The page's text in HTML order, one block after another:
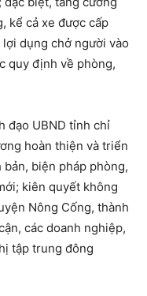
kể cả xe được cấp
dụng chở người vào
quy định về phòng,
đạo UBND tỉnh chỉ
hoàn thiện và triển
biện pháp phòng,
kiên quyết không
Nông Cống, thành
các doanh nghiệp,
tập trung đông